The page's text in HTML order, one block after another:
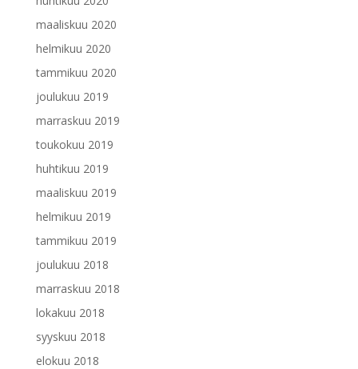
maaliskuu 2020
helmikuu 2020
tammikuu 2020
joulukuu 2019
marraskuu 2019
toukokuu 2019
huhtikuu 2019
maaliskuu 2019
helmikuu 2019
tammikuu 2019
joulukuu 2018
marraskuu 2018
lokakuu 2018
syyskuu 2018
elokuu 2018